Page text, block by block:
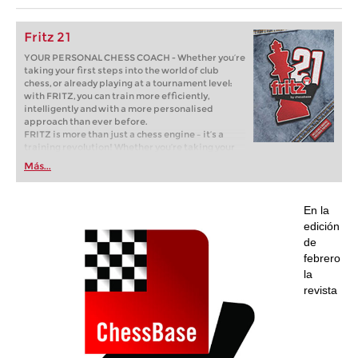
Fritz 21
YOUR PERSONAL CHESS COACH - Whether you’re
taking your first steps into the world of club
chess, or already playing at a tournament level:
with FRITZ, you can train more efficiently,
intelligently and with a more personalised
approach than ever before.
FRITZ is more than just a chess engine – it’s a
training revolution! Whether you’re taking your
first steps into the world of club chess, or already
playing at a tournament level: with FRITZ, you can
train more efficiently, intelligently and with a
Más...
En la
edición
de
febrero
la
revista